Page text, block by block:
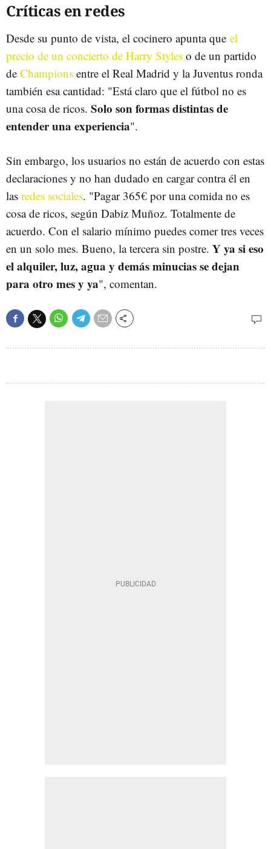
Críticas en redes
Desde su punto de vista, el cocinero apunta que el
precio de un concierto de Harry Styles o de un partido
de Champions entre el Real Madrid y la Juventus ronda
también esa cantidad: "Está claro que el fútbol no es
una cosa de ricos. Solo son formas distintas de
entender una experiencia".
Sin embargo, los usuarios no están de acuerdo con estas
declaraciones y no han dudado en cargar contra él en
las redes sociales. "Pagar 365€ por una comida no es
cosa de ricos, según Dabiz Muñoz. Totalmente de
acuerdo. Con el salario mínimo puedes comer tres veces
en un solo mes. Bueno, la tercera sin postre. Y ya si eso
el alquiler, luz, agua y demás minucias se dejan
para otro mes y ya", comentan.